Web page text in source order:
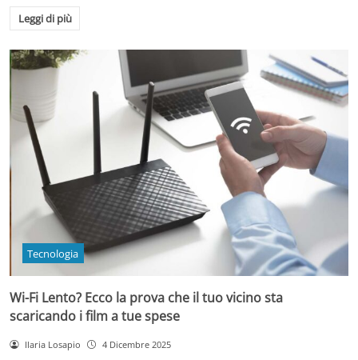
Leggi di più
Tecnologia
Wi-Fi Lento? Ecco la prova che il tuo vicino sta
scaricando i film a tue spese
Ilaria Losapio 4 Dicembre 2025